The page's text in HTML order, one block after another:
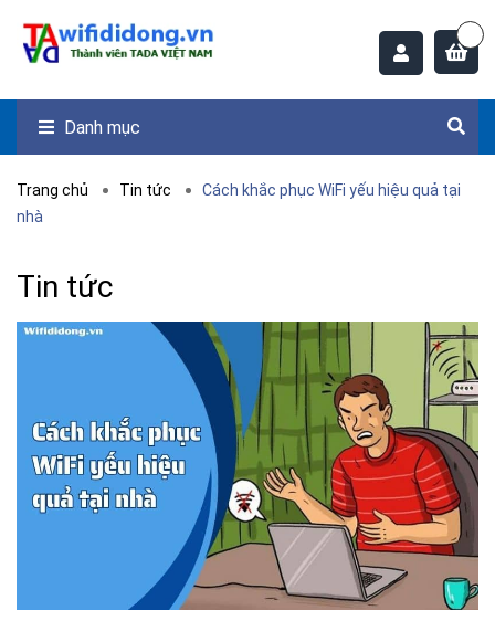
Danh mục
Trang chủ Tin tức
Cách khắc phục WiFi yếu hiệu quả tại
nhà
Tin tức